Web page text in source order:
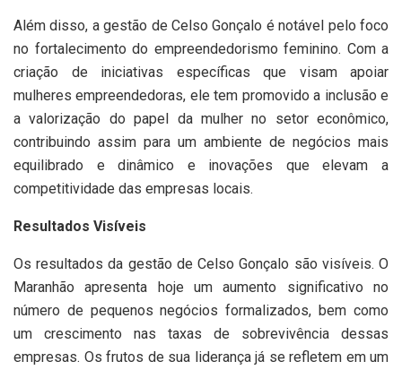
Além disso, a gestão de Celso Gonçalo é notável pelo foco
no fortalecimento do empreendedorismo feminino. Com a
criação de iniciativas específicas que visam apoiar
mulheres empreendedoras, ele tem promovido a inclusão e
a valorização do papel da mulher no setor econômico,
contribuindo assim para um ambiente de negócios mais
equilibrado e dinâmico e inovações que elevam a
competitividade das empresas locais.
Resultados Visíveis
Os resultados da gestão de Celso Gonçalo são visíveis. O
Maranhão apresenta hoje um aumento significativo no
número de pequenos negócios formalizados, bem como
um crescimento nas taxas de sobrevivência dessas
empresas. Os frutos de sua liderança já se refletem em um